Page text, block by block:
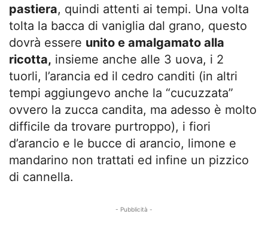
pastiera, quindi attenti ai tempi. Una volta
tolta la bacca di vaniglia dal grano, questo
dovrà essere unito e amalgamato alla
ricotta, insieme anche alle 3 uova, i 2
tuorli, l’arancia ed il cedro canditi (in altri
tempi aggiungevo anche la “cucuzzata”
ovvero la zucca candita, ma adesso è molto
difficile da trovare purtroppo), i fiori
d’arancio e le bucce di arancio, limone e
mandarino non trattati ed infine un pizzico
di cannella.
- Pubblicità -